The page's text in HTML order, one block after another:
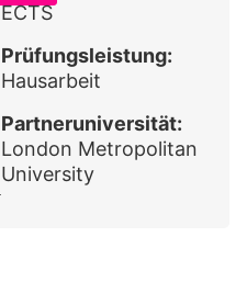
ECTS
Prüfungsleistung:
Hausarbeit
Partneruniversität:
London Metropolitan
University